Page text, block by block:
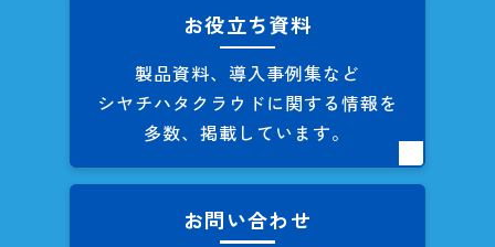
お役立ち資料
製品資料、導入事例集など
シヤチハタクラウドに関する情報を
多数、掲載しています。
お問い合わせ